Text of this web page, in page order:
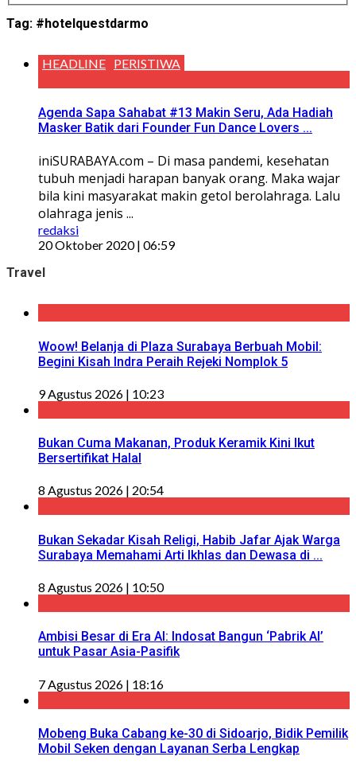
Tag: #hotelquestdarmo
HEADLINE PERISTIWA
Agenda Sapa Sahabat #13 Makin Seru, Ada Hadiah
Masker Batik dari Founder Fun Dance Lovers ...
iniSURABAYA.com – Di masa pandemi, kesehatan
tubuh menjadi harapan banyak orang. Maka wajar
bila kini masyarakat makin getol berolahraga. Lalu
olahraga jenis ...
redaksi
20 Oktober 2020 | 06:59
Travel
Woow! Belanja di Plaza Surabaya Berbuah Mobil:
Begini Kisah Indra Peraih Rejeki Nomplok 5
9 Agustus 2026 | 10:23
Bukan Cuma Makanan, Produk Keramik Kini Ikut
Bersertifikat Halal
8 Agustus 2026 | 20:54
Bukan Sekadar Kisah Religi, Habib Jafar Ajak Warga
Surabaya Memahami Arti Ikhlas dan Dewasa di ...
8 Agustus 2026 | 10:50
Ambisi Besar di Era AI: Indosat Bangun ‘Pabrik AI’
untuk Pasar Asia-Pasifik
7 Agustus 2026 | 18:16
Mobeng Buka Cabang ke-30 di Sidoarjo, Bidik Pemilik
Mobil Seken dengan Layanan Serba Lengkap